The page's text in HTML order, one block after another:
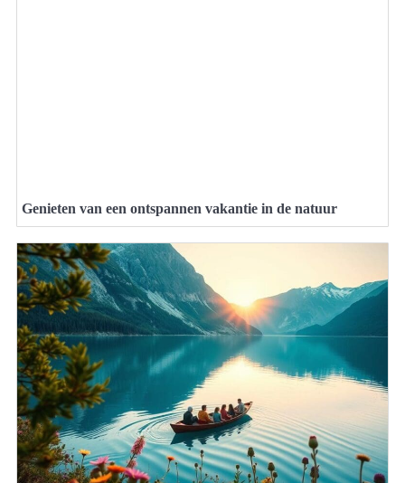
Genieten van een ontspannen vakantie in de natuur